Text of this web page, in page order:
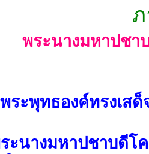
พระนางมหาปช
ระพุทธองค์ทรงเส
ะนางมหาปชาบดีโ